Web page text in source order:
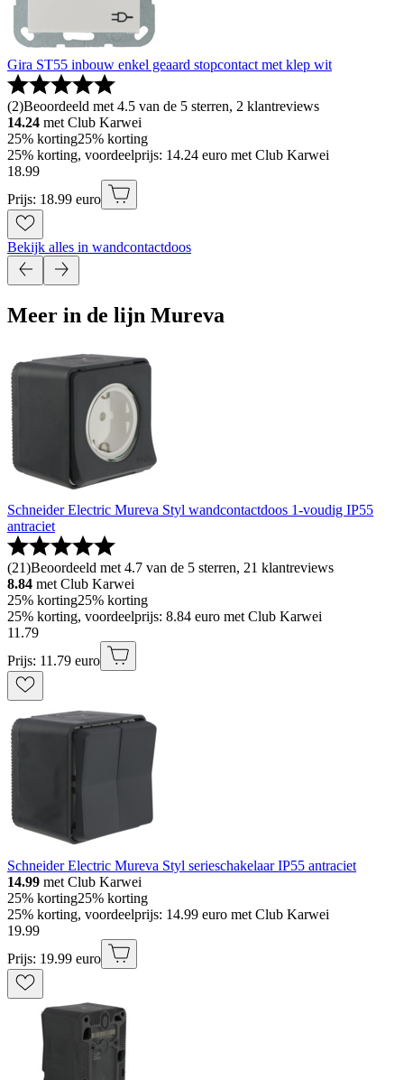
Gira ST55 inbouw enkel geaard stopcontact met klep wit
(2)Beoordeeld met 4.5 van de 5 sterren, 2 klantreviews
14.24 met Club Karwei
25% korting25% korting
25% korting, voordeelprijs: 14.24 euro met Club Karwei
18.99
Prijs: 18.99 euro
Bekijk alles in wandcontactdoos
Meer in de lijn Mureva
Schneider Electric Mureva Styl wandcontactdoos 1-voudig IP55
antraciet
(21)Beoordeeld met 4.7 van de 5 sterren, 21 klantreviews
8.84 met Club Karwei
25% korting25% korting
25% korting, voordeelprijs: 8.84 euro met Club Karwei
11.79
Prijs: 11.79 euro
Schneider Electric Mureva Styl serieschakelaar IP55 antraciet
14.99 met Club Karwei
25% korting25% korting
25% korting, voordeelprijs: 14.99 euro met Club Karwei
19.99
Prijs: 19.99 euro